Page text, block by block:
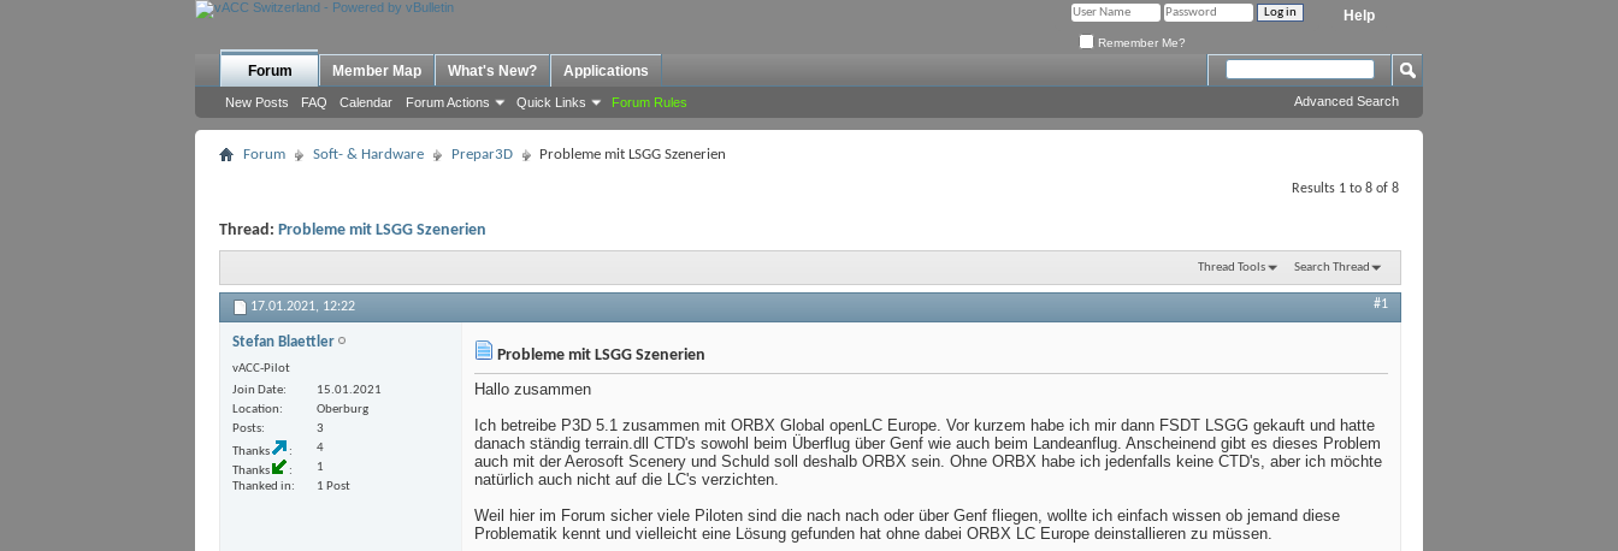
Help
Remember Me?
Forum
New Posts FAQ Calendar Forum Actions Quick Links Forum Rules
Member Map What's New? Applications
Advanced Search
Forum Soft- & Hardware Prepar3D Probleme mit LSGG Szenerien
Results 1 to 8 of 8
Thread: Probleme mit LSGG Szenerien
Thread Tools Search Thread
17.01.2021, 12:22 #1
Stefan Blaettler
vACC-Pilot
Join Date
15.01.2021
Location
Oberburg
Posts
3
Thanks
4
Thanks
1
Thanked in
1 Post
Probleme mit LSGG Szenerien
Hallo zusammen
Ich betreibe P3D 5.1 zusammen mit ORBX Global openLC Europe. Vor kurzem habe ich mir dann FSDT LSGG gekauft und hatte
danach ständig terrain.dll CTD's sowohl beim Überflug über Genf wie auch beim Landeanflug. Anscheinend gibt es dieses Problem
auch mit der Aerosoft Scenery und Schuld soll deshalb ORBX sein. Ohne ORBX habe ich jedenfalls keine CTD's, aber ich möchte
natürlich auch nicht auf die LC's verzichten.
Weil hier im Forum sicher viele Piloten sind die nach nach oder über Genf fliegen, wollte ich einfach wissen ob jemand diese
Problematik kennt und vielleicht eine Lösung gefunden hat ohne dabei ORBX LC Europe deinstallieren zu müssen.